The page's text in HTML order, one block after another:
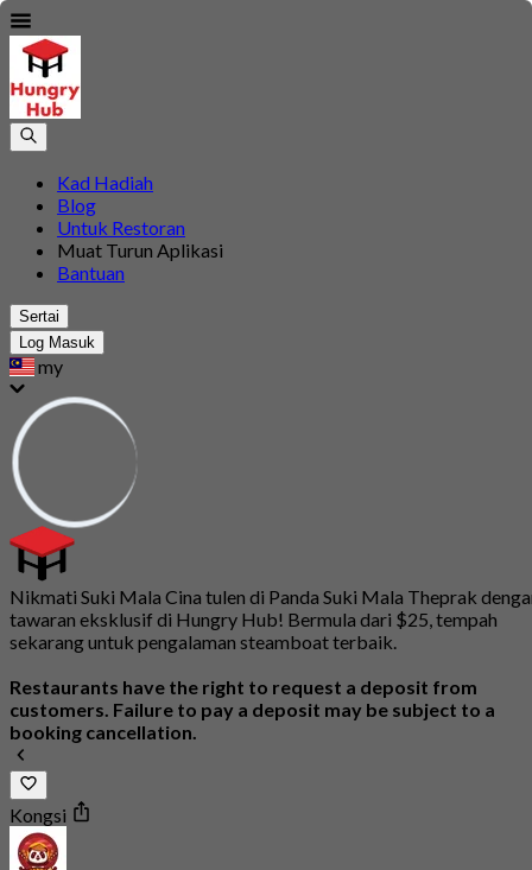
Kad Hadiah
Blog
Untuk Restoran
Muat Turun Aplikasi
Bantuan
Sertai
Log Masuk
my
Nikmati Suki Mala Cina tulen di Panda Suki Mala Theprak
tawaran eksklusif di Hungry Hub! Bermula dari $25, tempah
sekarang untuk pengalaman steamboat terbaik.
Restaurants have the right to request a deposit from
customers. Failure to pay a deposit may be subject to a
booking cancellation.
Kongsi